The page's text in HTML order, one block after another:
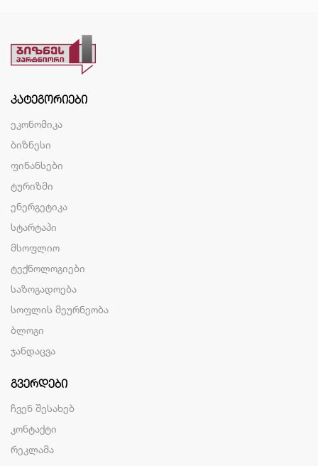
ᲙᲐᲢᲔᲒᲝᲠᲘᲔᲑᲘ
ეკონომიკა
ბიზნესი
ფინანსები
ტურიზმი
ენერგეტიკა
სტარტაპი
მსოფლიო
ტექნოლოგიები
საზოგადოება
სოფლის მეურნეობა
ბლოგი
ჯანდაცვა
ᲒᲕᲔᲠᲓᲔᲑᲘ
ჩვენ შესახებ
კონტაქტი
რეკლამა